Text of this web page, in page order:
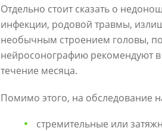
Отдельно стоит сказать о
инфекции, родовой травмы,
необычным строением головы,
нейросонографию рекомендуют
течение месяца.
Помимо этого, на обследование
стремительные или